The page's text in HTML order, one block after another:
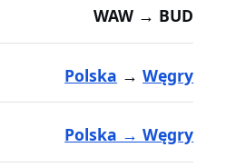
WAW → BUD
Polska →Węgry
Polska → Węgry